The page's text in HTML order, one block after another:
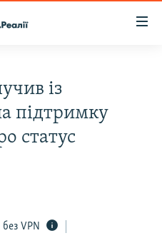
із
підтримку
статус
VPN